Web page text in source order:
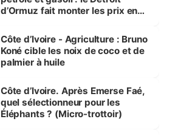
d’Ormuz fait monter les prix en
Côte d’Ivoire - Agriculture : Bruno
Koné cible les noix de coco et de
palmier à huile
Côte d’Ivoire. Après Emerse Faé,
quel sélectionneur pour les
Éléphants ? (Micro-trottoir)